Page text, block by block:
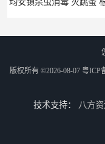
版权所有 ©2026-08-07 粤ICP
技术支持： 八方